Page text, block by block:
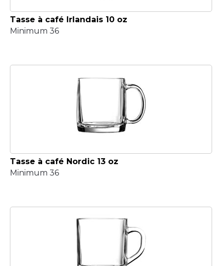
Tasse à café Irlandais 10 oz
Minimum 36
Tasse à café Nordic 13 oz
Minimum 36